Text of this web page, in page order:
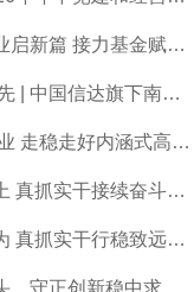
信达资本深耕主业启新篇 接力基金赋能科创促发展 ——福建省接力科创基金正式落地 总规模超20亿元
金融新篇 实干为先 | 中国信达旗下南商中国打造“双轮驱动”服务新范式 赋能民营经济发展
坚定信心 深耕主业 走稳走好内涵式高质量发展之路——中国信达发布2025年度经营业绩
坚定信心乘势而上 真抓实干接续奋斗——中国信达召开2026年党建和经营管理工作会议
聚焦主业奋发有为 真抓实干行稳致远——中国信达发布2025年中期业绩